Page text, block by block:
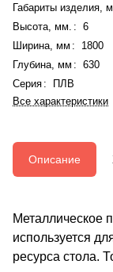
Габариты изделия,
Высота, мм. : 6
Ширина, мм :
1800
Глубина, мм : 630
Серия :
ПЛВ
Все характеристики
Описание
Металлическое
используется
ресурса стола.